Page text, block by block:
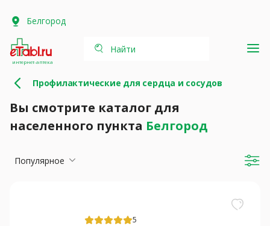
Белгород
интернет-аптека
Найти
Профилактические для сердца и сосудов
Вы смотрите каталог для
населенного пункта Белгород
Популярное
5